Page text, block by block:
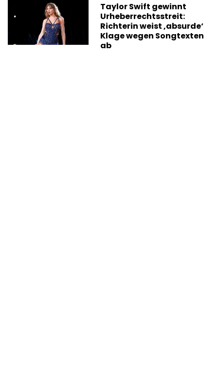
Taylor Swift gewinnt
Urheberrechtsstreit:
Richterin weist ‚absurde‘
Klage wegen Songtexten
ab